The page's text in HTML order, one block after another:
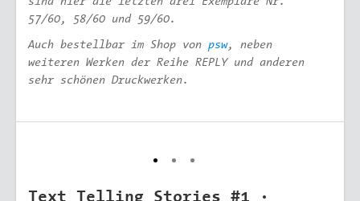
57/60, 58/60 und 59/60.
Auch bestellbar im Shop von psw, neben
weiteren Werken der Reihe REPLY und anderen
sehr schönen Druckwerken.
Text Telling Stories #1 ·